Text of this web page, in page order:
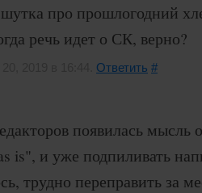
про прошлогодний
речь идет о СК, верно?
Ответить #
появилась мысль
is", и уже подпиливать
трудно переправить за